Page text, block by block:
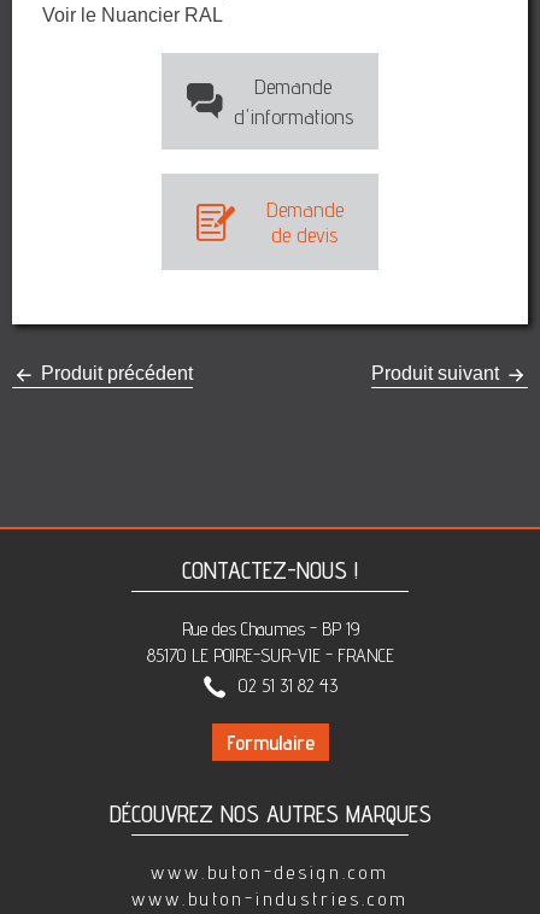
Voir le Nuancier RAL
Demande
d'informations
Demande
de devis
Produit précédent Produit suivant
CONTACTEZ-NOUS !
Rue des Chaumes - BP 19
85170 LE POIRE-SUR-VIE - FRANCE
02 51 31 82 43
Formulaire
DÉCOUVREZ NOS AUTRES MARQUES
www.buton-design.com
www.buton-industries.com